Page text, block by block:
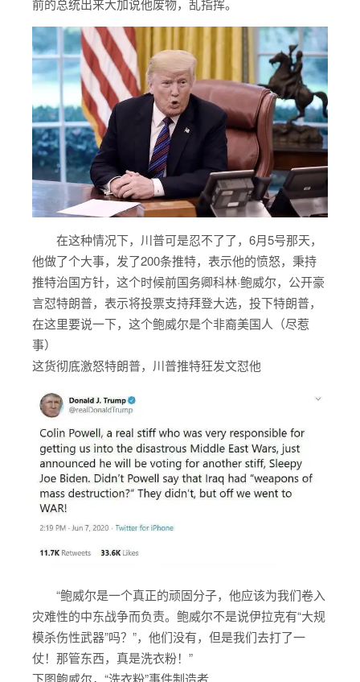
前的总统出来大加说他废物，乱指挥。
在这种情况下，川普可是忍不了了，6月5号那天，
他做了个大事，发了200条推特，表示他的愤怒，秉持
推特治国方针，这个时候前国务卿科林·鲍威尔，公开豪
言怼特朗普，表示将投票支持拜登大选，投下特朗普，
在这里要说一下，这个鲍威尔是个非裔美国人（尽惹
事）
这货彻底激怒特朗普，川普推特狂发文怼他
“鲍威尔是一个真正的顽固分子，他应该为我们卷入
灾难性的中东战争而负责。鲍威尔不是说伊拉克有“大规
模杀伤性武器”吗？”，他们没有，但是我们去打了一
仗！那管东西，真是洗衣粉！”
下图鲍威尔，“洗衣粉”事件制造者